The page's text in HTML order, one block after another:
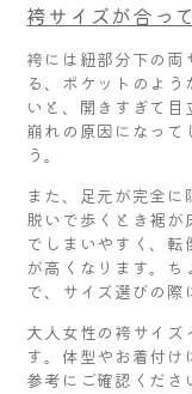
袴サイズが合っ
袴には紐部分下の両
る、ポケットのよ
いと、開きすぎて
崩れの原因になって
う。
また、足元が完全に
脱いで歩くとき裾が
でしまいやすく、
が高くなります。ち
で、サイズ選びの際
大人女性の袴サイズ
す。体型やお着付け
参考にご確認くださ